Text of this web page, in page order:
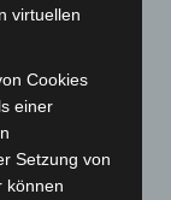
virtuellen
Cookies
einer
Setzung von
können